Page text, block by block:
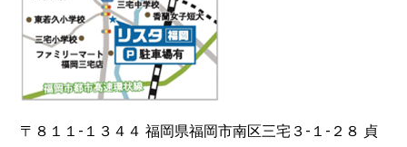
〒８１１-１３４４ 福岡県福岡市南区三宅３-１-２８ 貞